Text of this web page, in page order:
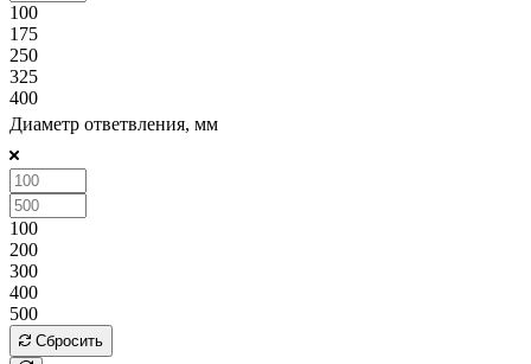
100
175
250
325
400
Диаметр ответвления, мм
100
200
300
400
500
Сбросить